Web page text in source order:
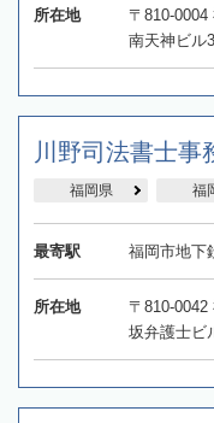
所在地
〒810-0004
南天神ビル
川野司法書士事
福岡県 福
最寄駅 福岡市地下
所在地
〒810-
坂弁護士ビ